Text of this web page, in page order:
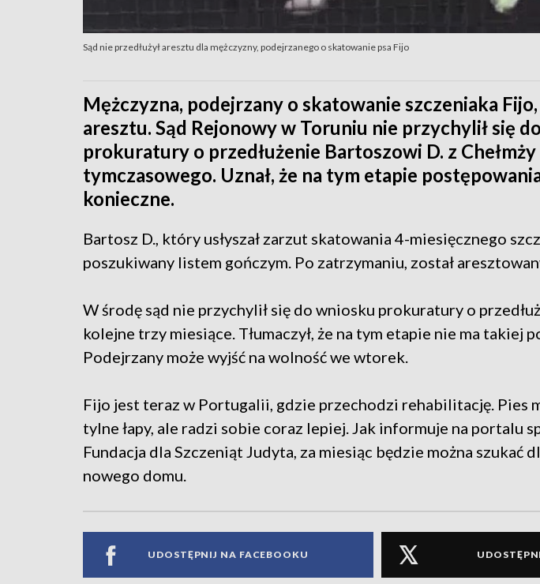
Sąd nie przedłużył aresztu dla mężczyzny, podejrzanego o skatowanie psa Fijo
Mężczyzna, podejrzany o skatowanie szczeniaka
aresztu. Sąd Rejonowy w Toruniu nie przychylił się
prokuratury o przedłużenie Bartoszowi D. z
tymczasowego. Uznał, że na tym etapie
konieczne.
Bartosz D., który usłyszał zarzut skatowania 4-miesięcznego
poszukiwany listem gończym. Po zatrzymaniu, został
W środę sąd nie przychylił się do wniosku prokuratury o
kolejne trzy miesiące. Tłumaczył, że na tym etapie nie ma takiej
Podejrzany może wyjść na wolność we wtorek.
Fijo jest teraz w Portugalii, gdzie przechodzi rehabilitację. Pies
tylne łapy, ale radzi sobie coraz lepiej. Jak informuje na portalu
Fundacja dla Szczeniąt Judyta, za miesiąc będzie można szukać
nowego domu.
UDOSTĘPNIJ NA FACEBOOKU